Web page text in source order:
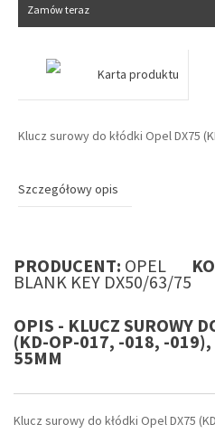
Zamów teraz
Karta produktu
Klucz surowy do kłódki Opel DX75
Szczegółowy opis
PRODUCENT: OPEL
BLANK KEY DX50/63/75
OPIS - KLUCZ SUROWY
(KD-OP-017, -018, -019),
55MM
Klucz surowy do kłódki Opel DX75